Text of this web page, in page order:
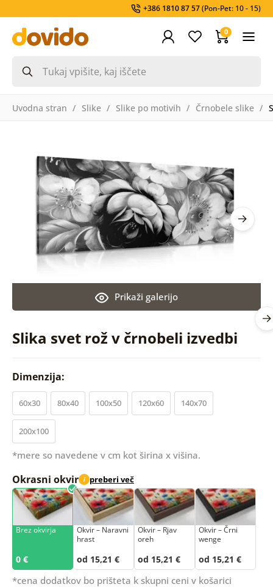
+386 1810 87 57(Pon-Pet: 10 - 15)
0
Uvodna stran Slike Slike po motivih Črnobele slike
Slika svet rož v črnobeli izvedbi
Prikaži galerijo
Dimenzija:
60x30 80x40 100x50 120x60 140x70
200x100
*mere so navedene v cm kot širina x višina.
Okrasni okvir i preberi več
Brez okvirja
0 €
Okvir – Naravni
hrast
od 15,21 €
Okvir – Rjav
oreh
od 15,21 €
Okvir – Črni
wenge
od 15,21 €
*cena dodatkov bo prišteta k skupni ceni v košarici